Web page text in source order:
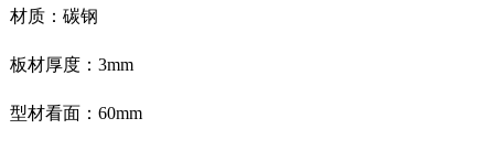
材质：碳钢
板材厚度：3mm
型材看面：60mm